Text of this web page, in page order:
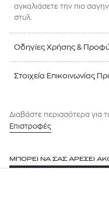
αγκαλιάσετε την πιο
στυλ.
Οδηγίες Χρήσης &
Στοιχεία Επικοινωνίας
Διαβάστε περισσότερα για
Επιστροφές
ΜΠΟΡΕΙ ΝΑ ΣΑΣ ΑΡΕΣΕΙ